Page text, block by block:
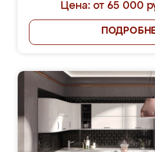
Цена: от 65 000